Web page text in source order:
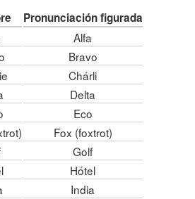
Pronunciación figurada
Alfa
Bravo
Chárli
Delta
Eco
Fox (foxtrot)
Golf
Hótel
India